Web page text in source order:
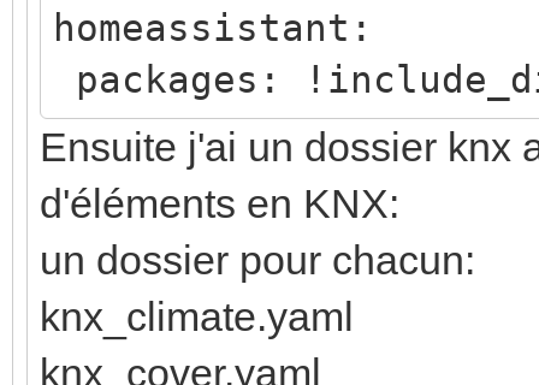
homeassistant:
packages:
Ensuite j'ai un dossier knx
d'éléments en KNX:
un dossier pour chacun:
knx_climate.yaml
knx_cover.yaml